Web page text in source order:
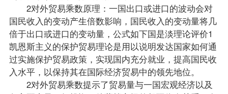
2对外贸易乘数原理：一国出口或进口的波动会对
国民收入的变动产生倍数影响，国民收入的变动量将几
倍于出口或进口的变动量，公式如下国是淡理论评价1
凯恩斯主义的保护贸易理论是用以说明发达国家如何通
过实施保护贸易政策，实现国内充分就业，提高国民收
入水平，以保持其在国际经济贸易中的领先地位。
2对外贸易乘数提示了贸易量与一国宏观经济以及